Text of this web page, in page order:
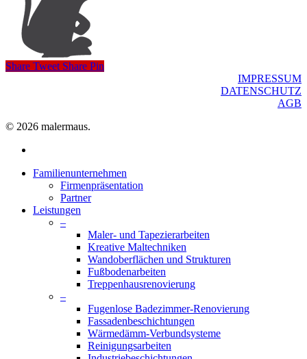
Share Tweet Share Pin
IMPRESSUM
DATENSCHUTZ
AGB
© 2026 malermaus.
Close
Familienunternehmen
Firmenpräsentation
Partner
Leistungen
–
Maler- und Tapezierarbeiten
Kreative Maltechniken
Wandoberflächen und Strukturen
Fußbodenarbeiten
Treppenhausrenovierung
–
Fugenlose Badezimmer-Renovierung
Fassadenbeschichtungen
Wärmedämm-Verbundsysteme
Reinigungsarbeiten